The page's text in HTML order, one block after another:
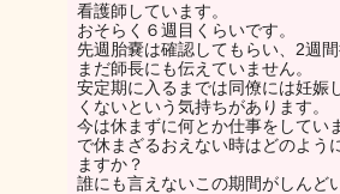
看護師しています。
おそらく６週目くらいです。
先週胎嚢は確認してもらい、2週間
まだ師長にも伝えていません。
安定期に入るまでは同僚には妊娠
くないという気持ちがあります。
今は休まずに何とか仕事をしてい
で休まざるおえない時はどのよう
ますか？
誰にも言えないこの期間がしんど